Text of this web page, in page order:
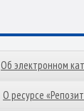
Об электронном
О ресурсе